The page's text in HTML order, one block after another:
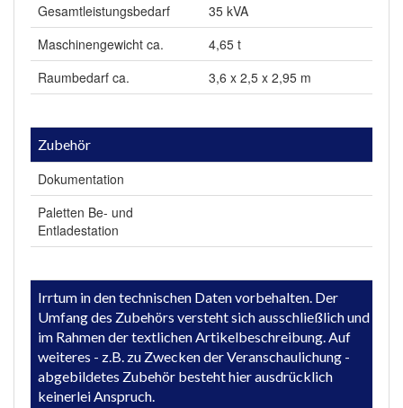
Gesamtleistungsbedarf
35 kVA
Maschinengewicht ca.
4,65 t
Raumbedarf ca.
3,6 x 2,5 x 2,95 m
Zubehör
Dokumentation
Paletten Be- und
Entladestation
Irrtum in den technischen Daten vorbehalten. Der
Umfang des Zubehörs versteht sich ausschließlich und
im Rahmen der textlichen Artikelbeschreibung. Auf
weiteres - z.B. zu Zwecken der Veranschaulichung -
abgebildetes Zubehör besteht hier ausdrücklich
keinerlei Anspruch.